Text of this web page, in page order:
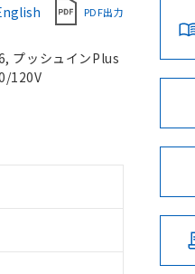
PDF出力
プッシュインPlus
120V